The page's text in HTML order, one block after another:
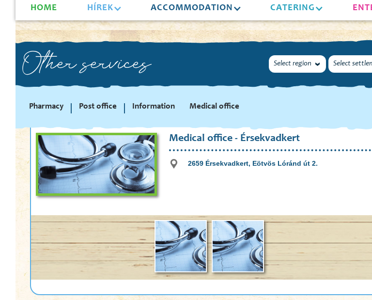
HOME HÍREK ACCOMMODATION CATERING
Other services Select region Select
Pharmacy Post office Information Medical office
Medical office - Érsekvadkert
2659 Érsekvadkert, Eötvös Lóránd út 2.